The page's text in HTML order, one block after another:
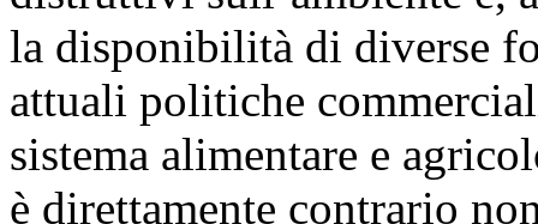
la disponibilità di diverse
attuali politiche
sistema alimentare e
è direttamente contrario